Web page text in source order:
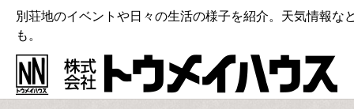
別荘地のイベントや日々の生活の様子を紹介。天気情報な
も。